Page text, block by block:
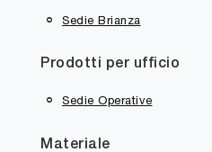
Sedie Brianza
Prodotti per ufficio
Sedie Operative
Materiale